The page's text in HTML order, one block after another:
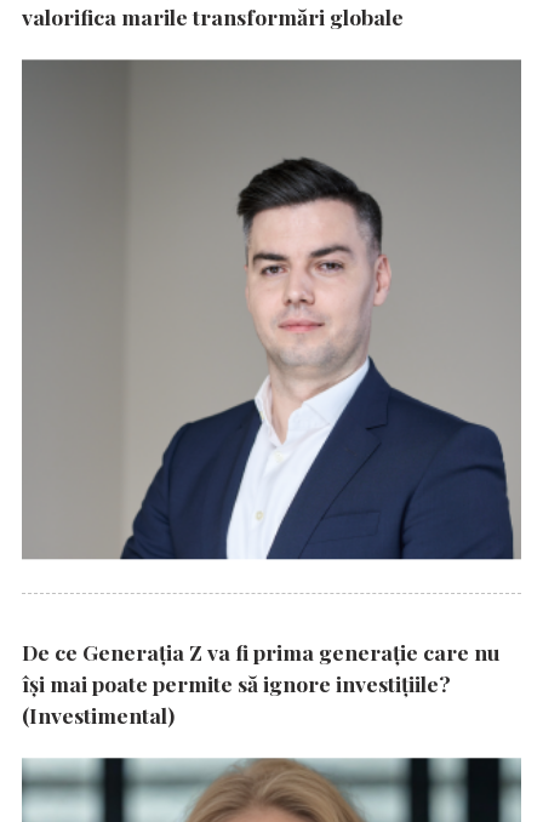
valorifica marile transformări globale
De ce Generația Z va fi prima generație care nu
își mai poate permite să ignore investițiile?
(Investimental)